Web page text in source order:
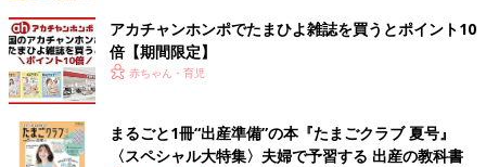
アカチャンホンポでたまひよ雑誌を買うとポイント10
倍【期間限定】
赤ちゃん・育児
まるごと1冊“出産準備”の本『たまごクラブ 夏号』
〈スペシャル大特集〉夫婦で予習する 出産の教科書